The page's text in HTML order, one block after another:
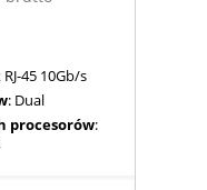
RJ-45 10Gb/s
: Dual
procesorów: